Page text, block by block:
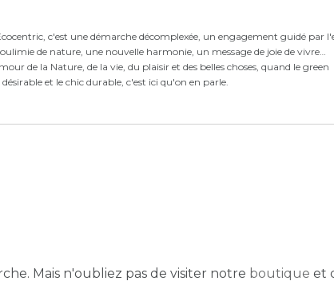
c'est une démarche décomplexée, un engagement guidé par
de nature, une nouvelle harmonie, un message de joie de vivre…
de la Nature, de la vie, du plaisir et des belles choses, quand le green
désirable et le chic durable, c'est ici qu'on en parle.
Mais n'oubliez pas de visiter notre boutique et